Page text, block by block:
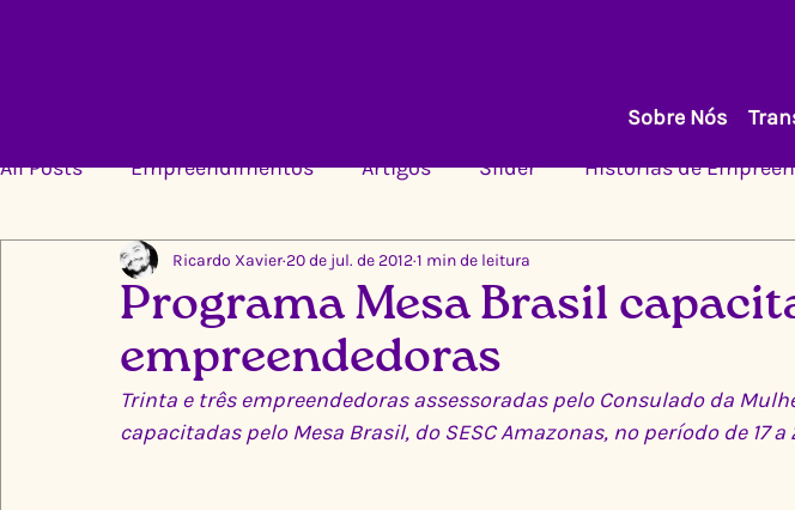
Sobre Nós
All Posts
Empreendimentos Artigos Slider Histórias de
Programa Mesa Brasil
empreendedoras
Ricardo Xavier20 de jul. de 20121 min de leitura
Trinta e três empreendedoras assessoradas pelo Consulado da
capacitadas pelo Mesa Brasil, do SESC Amazonas, no período de 17